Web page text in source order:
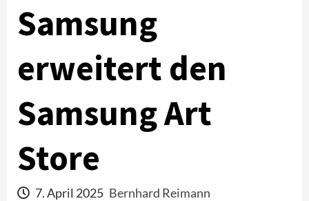
Samsung
erweitert den
Samsung Art
Store
7. April 2025 Bernhard Reimann